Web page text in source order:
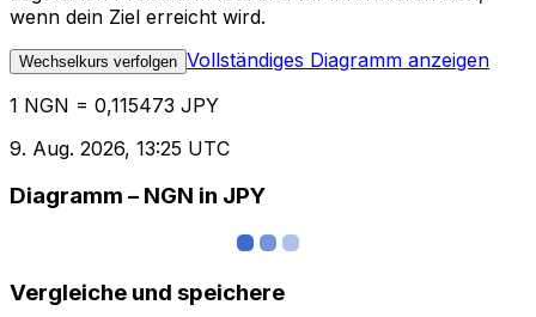
wenn dein Ziel erreicht wird.
Wechselkurs verfolgen Vollständiges Diagramm anzeigen
1 NGN = 0,115473 JPY
9. Aug. 2026, 13:25 UTC
Diagramm – NGN in JPY
Vergleiche und speichere